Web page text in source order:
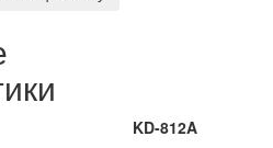
KD-812A